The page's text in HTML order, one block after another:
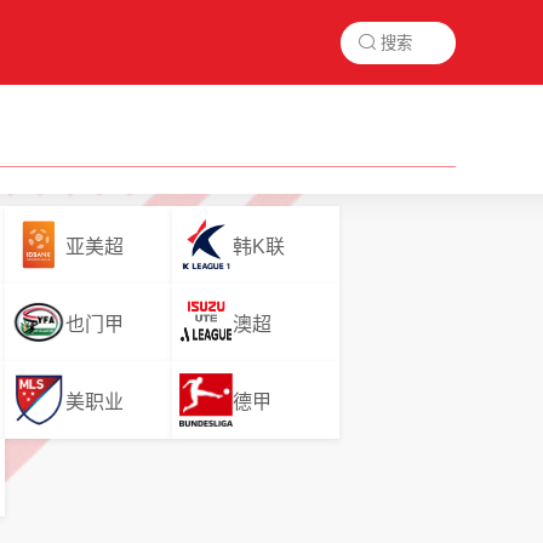

亚美超 韩K联
也门甲 澳超
美职业 德甲